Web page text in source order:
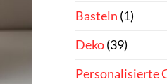
Basteln (1)
Deko(39)
Personalisierte